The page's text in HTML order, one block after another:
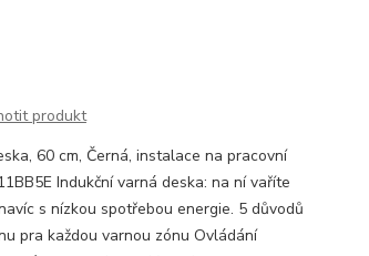
produkt
60 cm, Černá, instalace na pracovní
Indukční varná deska: na ní vaříte
s nízkou spotřebou energie. 5 důvodů
pra každou varnou zónu Ovládání